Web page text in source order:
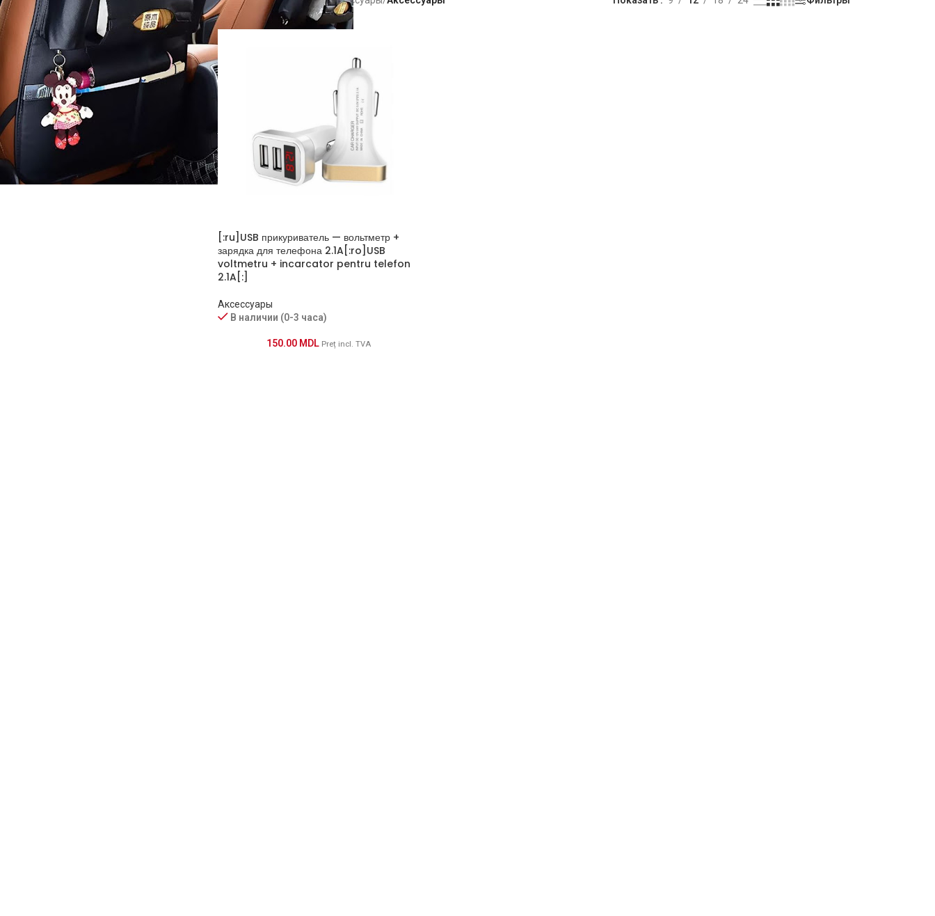
CHINA
СТАТУС ТОВАРА
На скидке
В наличии (0-3 часа)
Под заказ
[:ru]USB прикуриватель — вольтметр +
зарядка для телефона 2.1A[:ro]USB
voltmetru + incarcator pentru telefon
2.1A[:]
Аксессуары
В наличии (0-3 часа)
150.00 MDL Preț incl. TVA